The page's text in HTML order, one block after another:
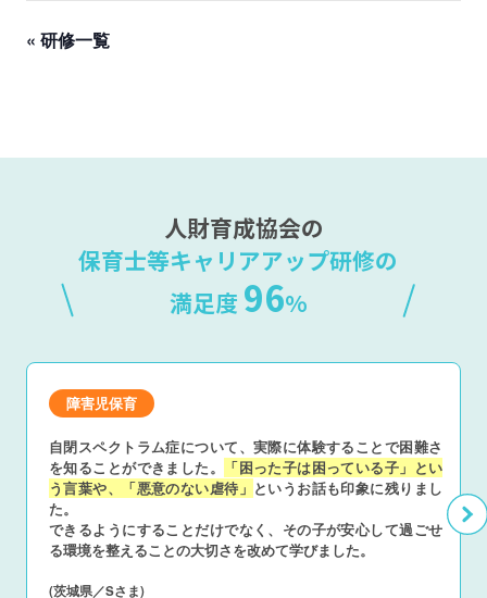
« 研修一覧
人財育成協会の
保育士等キャリアアップ研修の
満足度 96%
障害児保育
自閉スペクトラム症について、実際に体験することで困難さ
を知ることができました。
「困った子は困っている子」とい
う言葉や、「悪意のない虐待」 というお話も印象に残りまし
た。
できるようにすることだけでなく、その子が安心して過ごせ
る環境を整えることの大切さを改めて学びました。
(茨城県／Sさま)